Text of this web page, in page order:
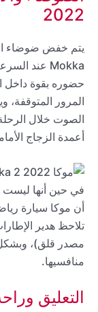
2022
حضوره بقوة
المرور المتوقفة،
الصوت خلال
أعمدة الزجاج
أن موكا سيارة
تلاحظ هدير
مصدر قلق)،
منافسيها.
التعليق